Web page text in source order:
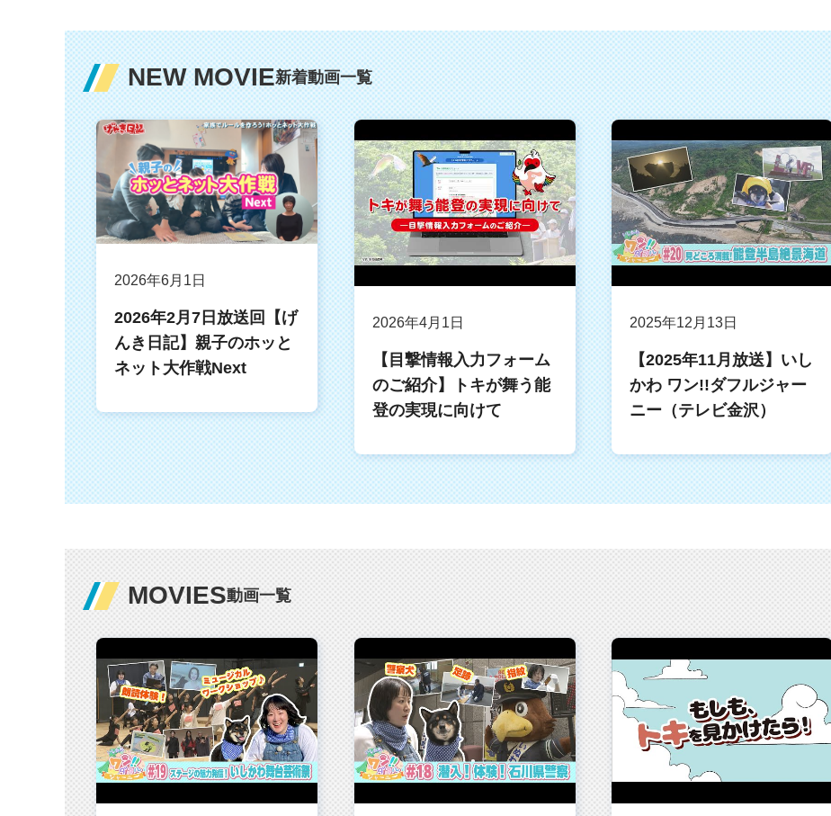
NEW MOVIE新着動画一覧
2026年6月1日
2026年2月7日放送回【げ
んき日記】親子のホッと
ネット大作戦Next
2026年4月1日
【目撃情報入力フォーム
のご紹介】トキが舞う能
登の実現に向けて
2025年12月13日
【2025年11月放送】いし
かわ ワン!!ダフルジャー
ニー（テレビ金沢）
MOVIES動画一覧